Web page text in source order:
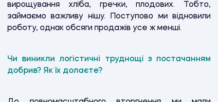
вирощування хліба, гречки, плодових. Тобто,
займаємо важливу нішу. Поступово ми відновили
роботу, однак обсяги продажів усе ж менші.
Чи виникли логістичні труднощі з постачанням
добрив? Як їх долаєте?